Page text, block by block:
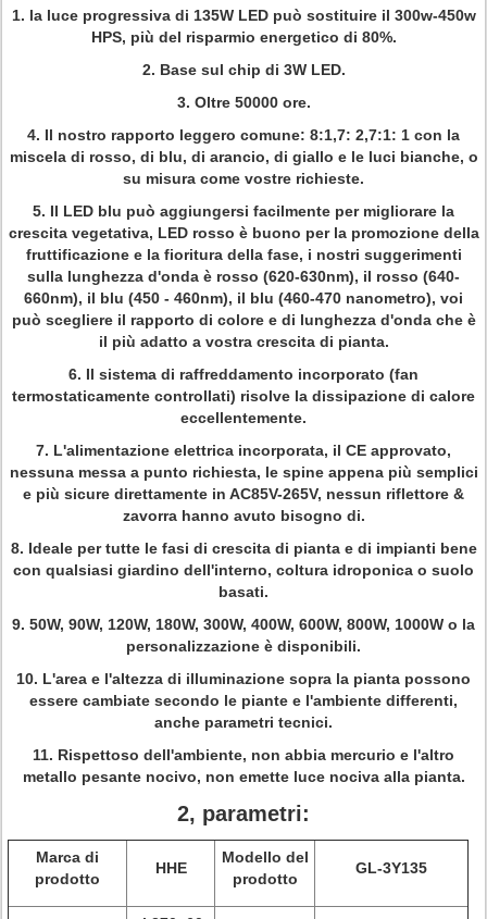
1. la luce progressiva di 135W LED può sostituire il 300w-450w
HPS, più del risparmio energetico di 80%.
2. Base sul chip di 3W LED.
3. Oltre 50000 ore.
4. Il nostro rapporto leggero comune: 8:1,7: 2,7:1: 1 con la
miscela di rosso, di blu, di arancio, di giallo e le luci bianche, o
su misura come vostre richieste.
5. Il LED blu può aggiungersi facilmente per migliorare la
crescita vegetativa, LED rosso è buono per la promozione della
fruttificazione e la fioritura della fase, i nostri suggerimenti
sulla lunghezza d'onda è rosso (620-630nm), il rosso (640-
660nm), il blu (450 - 460nm), il blu (460-470 nanometro), voi
può scegliere il rapporto di colore e di lunghezza d'onda che è
il più adatto a vostra crescita di pianta.
6. Il sistema di raffreddamento incorporato (fan
termostaticamente controllati) risolve la dissipazione di calore
eccellentemente.
7. L'alimentazione elettrica incorporata, il CE approvato,
nessuna messa a punto richiesta, le spine appena più semplici
e più sicure direttamente in AC85V-265V, nessun riflettore &
zavorra hanno avuto bisogno di.
8. Ideale per tutte le fasi di crescita di pianta e di impianti bene
con qualsiasi giardino dell'interno, coltura idroponica o suolo
basati.
9. 50W, 90W, 120W, 180W, 300W, 400W, 600W, 800W, 1000W o la
personalizzazione è disponibili.
10. L'area e l'altezza di illuminazione sopra la pianta possono
essere cambiate secondo le piante e l'ambiente differenti,
anche parametri tecnici.
11. Rispettoso dell'ambiente, non abbia mercurio e l'altro
metallo pesante nocivo, non emette luce nociva alla pianta.
2, parametri:
Marca di
prodotto
HHE
Modello del
prodotto
GL-3Y135